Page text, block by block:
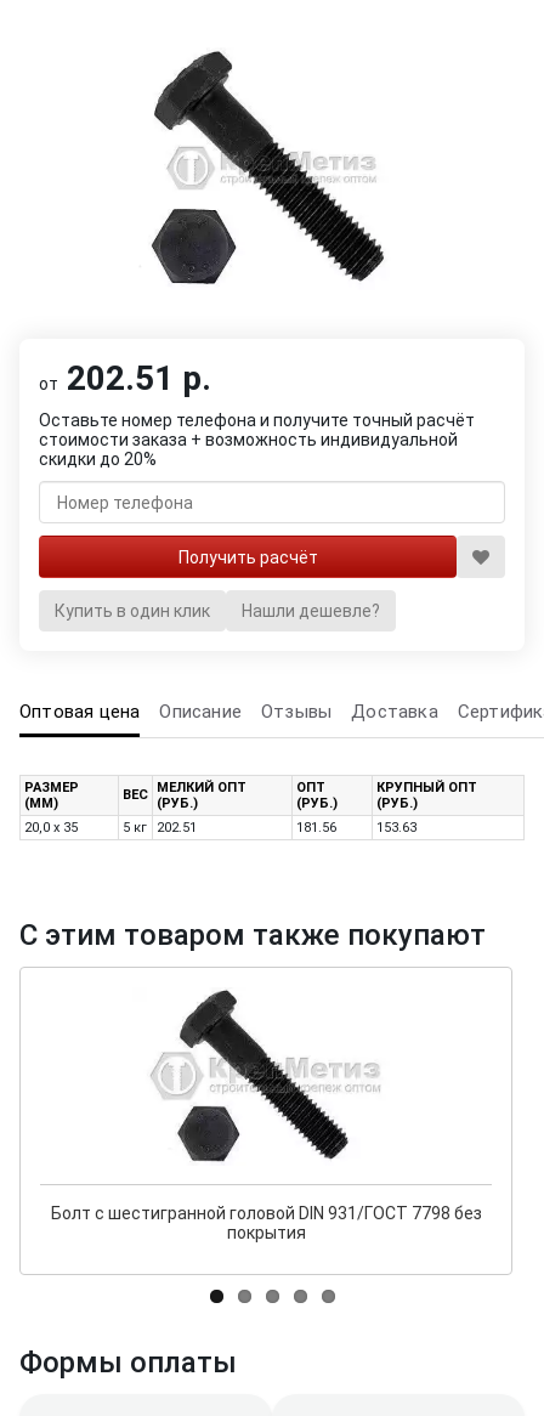
от 202.51 р.
Оставьте номер телефона и получите точный расчёт
стоимости заказа + возможность индивидуальной
скидки до 20%
Купить в один клик Нашли дешевле?
Оптовая цена Описание Отзывы Доставка
РАЗМЕР
(ММ)
ВЕС
МЕЛКИЙ ОПТ
(РУБ.)
ОПТ
(РУБ.)
КРУПНЫЙ ОПТ
(РУБ.)
20,0 х 35
5 кг 202.51 181.56 153.63
С этим товаром также покупают
Болт с шестигранной головой DIN 931/ГОСТ 7798 без
покрытия
Формы оплаты